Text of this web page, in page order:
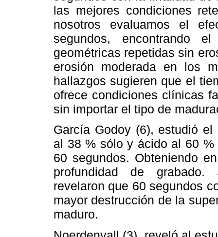
las mejores condiciones
nosotros evaluamos el
segundos, encontrando
geométricas repetidas sin
erosión moderada en los
hallazgos sugieren que el
ofrece condiciones clínicas
sin importar el tipo de
García Godoy (6), estudió
al 38 % sólo y ácido al 60
60 segundos. Obteniendo
profundidad de grabado.
revelaron que 60 segundos
mayor destrucción de la
maduro.